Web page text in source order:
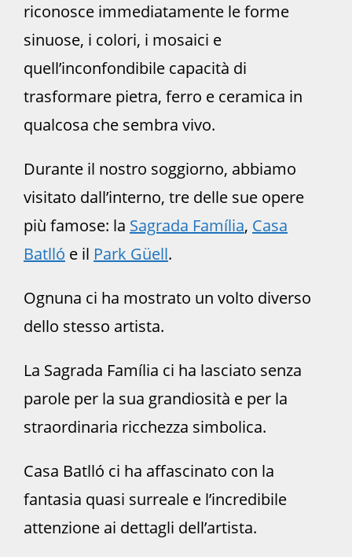
riconosce immediatamente le forme
sinuose, i colori, i mosaici e
quell’inconfondibile capacità di
trasformare pietra, ferro e ceramica in
qualcosa che sembra vivo.
Durante il nostro soggiorno, abbiamo
visitato dall’interno, tre delle sue opere
più famose: la Sagrada Família, Casa
Batlló e il Park Güell.
Ognuna ci ha mostrato un volto diverso
dello stesso artista.
La Sagrada Família ci ha lasciato senza
parole per la sua grandiosità e per la
straordinaria ricchezza simbolica.
Casa Batlló ci ha affascinato con la
fantasia quasi surreale e l’incredibile
attenzione ai dettagli dell’artista.